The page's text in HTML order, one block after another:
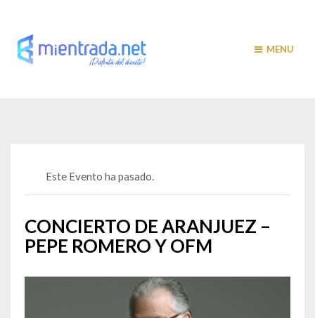
MENU
Este Evento ha pasado.
CONCIERTO DE ARANJUEZ –
PEPE ROMERO Y OFM